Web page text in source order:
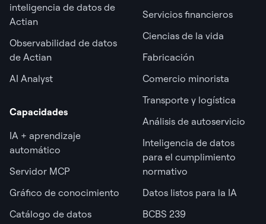
inteligencia de datos de
Actian
Observabilidad de datos
de Actian
AI Analyst
Capacidades
IA + aprendizaje
automático
Servidor MCP
Gráfico de conocimiento
Catálogo de datos
Servicios financieros
Ciencias de la vida
Fabricación
Comercio minorista
Transporte y logística
Análisis de autoservicio
Inteligencia de datos
para el cumplimiento
normativo
Datos listos para la IA
BCBS 239